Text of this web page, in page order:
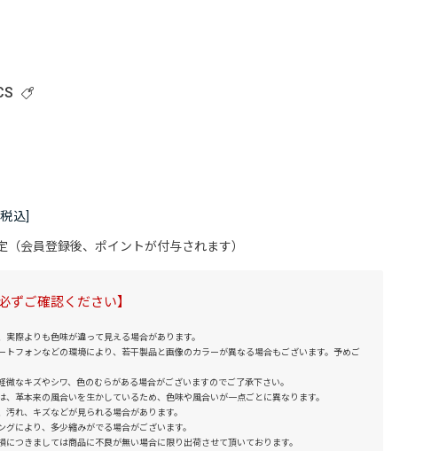
（会員登録後、ポイントが付与されます）
ずご確認ください】
際よりも色味が違って見える場合があります。
トフォンなどの環境により、若干製品と画像のカラーが異なる場合もございます。予めご
なキズやシワ、色のむらがある場合がございますのでご了承下さい。
革本来の風合いを生かしているため、色味や風合いが一点ごとに異なります。
汚れ、キズなどが見られる場合があります。
により、多少縮みがでる場合がございます。
つきましては商品に不良が無い場合に限り出荷させて頂いております。